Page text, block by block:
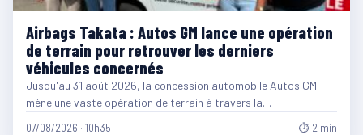
Airbags Takata : Autos GM lance une opération
de terrain pour retrouver les derniers
véhicules concernés
Jusqu'au 31 août 2026, la concession automobile Autos GM
mène une vaste opération de terrain à travers la…
07/08/2026 · 10h35 ⏱ 2 min